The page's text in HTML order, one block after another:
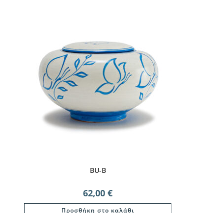
BU-B
62,00 €
Προσθήκη στο καλάθι